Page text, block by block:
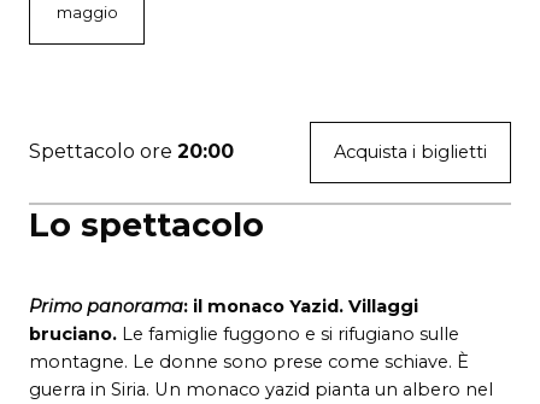
Lo spettacolo
Primo panorama: il monaco Yazid. Villaggi
bruciano. Le famiglie fuggono e si rifugiano sulle
montagne. Le donne sono prese come schiave. È
guerra in Siria. Un monaco yazid pianta un albero nel
maggio
Spettacolo ore 20:00 Acquista i biglietti